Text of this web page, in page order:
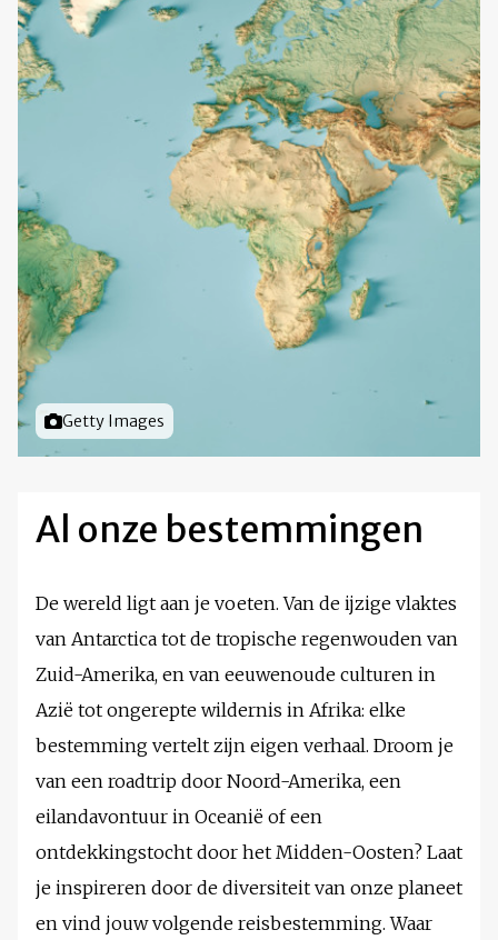
Foto door
Getty Images
Al onze bestemmingen
De wereld ligt aan je voeten. Van de ijzige vlaktes
van Antarctica tot de tropische regenwouden van
Zuid-Amerika, en van eeuwenoude culturen in
Azië tot ongerepte wildernis in Afrika: elke
bestemming vertelt zijn eigen verhaal. Droom je
van een roadtrip door Noord-Amerika, een
eilandavontuur in Oceanië of een
ontdekkingstocht door het Midden-Oosten? Laat
je inspireren door de diversiteit van onze planeet
en vind jouw volgende reisbestemming. Waar